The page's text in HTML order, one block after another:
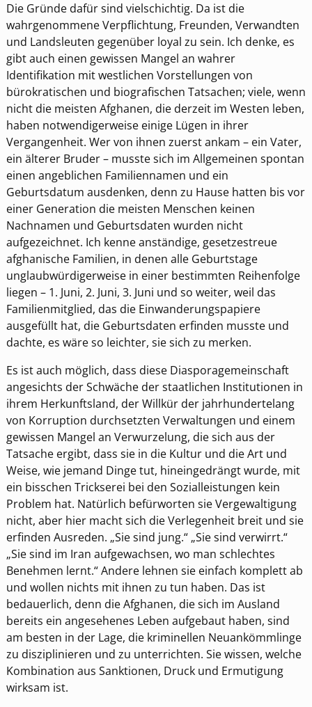
Die Gründe dafür sind vielschichtig. Da ist die
wahrgenommene Verpflichtung, Freunden, Verwandten
und Landsleuten gegenüber loyal zu sein. Ich denke, es
gibt auch einen gewissen Mangel an wahrer
Identifikation mit westlichen Vorstellungen von
bürokratischen und biografischen Tatsachen; viele, wenn
nicht die meisten Afghanen, die derzeit im Westen leben,
haben notwendigerweise einige Lügen in ihrer
Vergangenheit. Wer von ihnen zuerst ankam – ein Vater,
ein älterer Bruder – musste sich im Allgemeinen spontan
einen angeblichen Familiennamen und ein
Geburtsdatum ausdenken, denn zu Hause hatten bis vor
einer Generation die meisten Menschen keinen
Nachnamen und Geburtsdaten wurden nicht
aufgezeichnet. Ich kenne anständige, gesetzestreue
afghanische Familien, in denen alle Geburtstage
unglaubwürdigerweise in einer bestimmten Reihenfolge
liegen – 1. Juni, 2. Juni, 3. Juni und so weiter, weil das
Familienmitglied, das die Einwanderungspapiere
ausgefüllt hat, die Geburtsdaten erfinden musste und
dachte, es wäre so leichter, sie sich zu merken.
Es ist auch möglich, dass diese Diasporagemeinschaft
angesichts der Schwäche der staatlichen Institutionen in
ihrem Herkunftsland, der Willkür der jahrhundertelang
von Korruption durchsetzten Verwaltungen und einem
gewissen Mangel an Verwurzelung, die sich aus der
Tatsache ergibt, dass sie in die Kultur und die Art und
Weise, wie jemand Dinge tut, hineingedrängt wurde, mit
ein bisschen Trickserei bei den Sozialleistungen kein
Problem hat. Natürlich befürworten sie Vergewaltigung
nicht, aber hier macht sich die Verlegenheit breit und sie
erfinden Ausreden. „Sie sind jung.“ „Sie sind verwirrt.“
„Sie sind im Iran aufgewachsen, wo man schlechtes
Benehmen lernt.“ Andere lehnen sie einfach komplett ab
und wollen nichts mit ihnen zu tun haben. Das ist
bedauerlich, denn die Afghanen, die sich im Ausland
bereits ein angesehenes Leben aufgebaut haben, sind
am besten in der Lage, die kriminellen Neuankömmlinge
zu disziplinieren und zu unterrichten. Sie wissen, welche
Kombination aus Sanktionen, Druck und Ermutigung
wirksam ist.